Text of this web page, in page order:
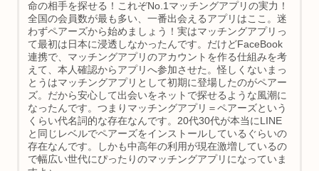
命の相手を探せる！これぞNo.1マッチングアプリの実力！
全国の会員数が最も多い、一番出会えるアプリはここ。迷
わずペアーズから始めましょう！実はマッチングアプリっ
て最初は日本に浸透しなかったんです。だけどFaceBook
連携で、マッチングアプリのアカウントを作る仕組みを考
えて、本人確認からアプリへ参加させた。怪しくないまっ
とうはマッチングアプリとして初期に登場したのがペアー
ズ。だから安心して出会いをネットで探せるような風潮に
なったんです。つまりマッチングアプリ＝ペアーズという
くらい代名詞的な存在なんです。20代30代が本当にLINE
と同じレベルでペアーズをインストールしているぐらいの
存在なんです。しかも中高年の利用が現在激増しているの
で幅広い世代にぴったりのマッチングアプリになっていま